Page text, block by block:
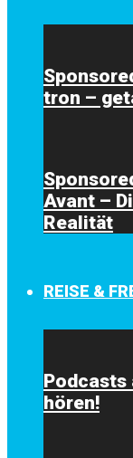
tron –
Avant –
Realität
REISE &
Podcasts
hören!